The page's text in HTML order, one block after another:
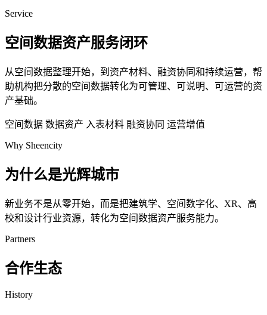
Service
空间数据资产服务闭环
从空间数据整理开始，到资产材料、融资协同和持续运营，帮
助机构把分散的空间数据转化为可管理、可说明、可运营的资
产基础。
空间数据 数据资产 入表材料 融资协同 运营增值
Why Sheencity
为什么是光辉城市
新业务不是从零开始，而是把建筑学、空间数字化、XR、高
校和设计行业资源，转化为空间数据资产服务能力。
Partners
合作生态
History